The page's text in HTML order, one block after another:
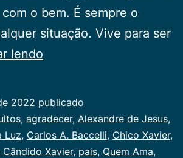
o bem. É sempre o
situação. Vive para ser
lendo
2022 publicado
, agradecer, Alexandre de Jesus,
Luz, Carlos A. Baccelli, Chico Xavier,
Cândido Xavier, pais, Quem Ama,